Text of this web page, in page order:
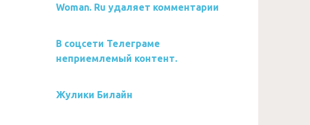
Woman. Ru удаляет комментарии
В соцсети Телеграме
неприемлемый контент.
Жулики Билайн